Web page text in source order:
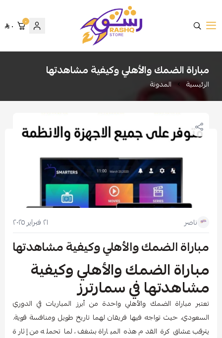
متجر رشق
٠ ٠
مباراة الضمك والأهلي وكيفية مشاهدتها
الرئيسية المدونة
ناصر ٢١ فبراير ٢٠٢٥
مباراة الضمك والأهلي وكيفية مشاهدتها
مباراة الضمك والأهلي وكيفية
مشاهدتها في سمارترز
تعتبر مباراة الضمك والأهلي واحدة من أبرز المباريات في الدوري
السعودي، حيث تواجه فيها فريقان لهما تاريخ طويل ومنافسة قوية.
يترقب عشاق كرة القدم هذه المباراة بشغف، لما تحمله من إثارة